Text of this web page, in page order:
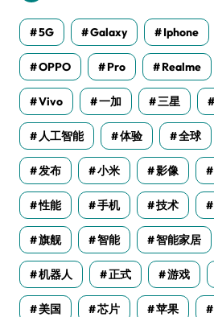
5G Galaxy Iphone
OPPO Pro Realme
Vivo 一加 三星
人工智能 体验 全球
发布 小米 影像
性能 手机 技术
旗舰 智能 智能家居
机器人 正式 游戏
美国 芯片 苹果